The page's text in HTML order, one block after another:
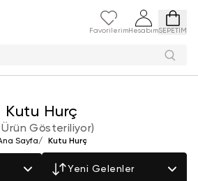
Favorilerim HesabımSEPETİM
Kutu Hurç
Ürün Gösteriliyor)
Sayfa/ Kutu Hurç
Yeni Gelenler